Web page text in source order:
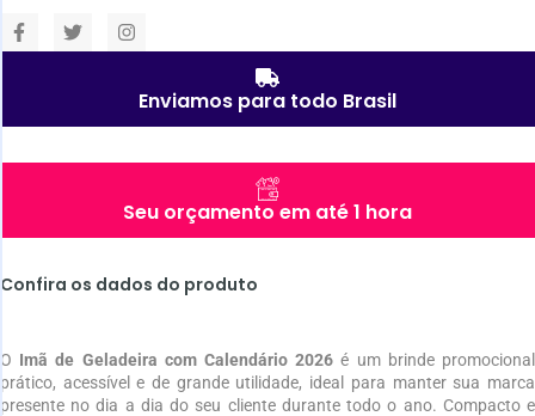
Enviamos para todo Brasil
Seu orçamento em até 1 hora
Confira os dados do produto
O Imã de Geladeira com Calendário 2026 é um brinde promocional
prático, acessível e de grande utilidade, ideal para manter sua marca
presente no dia a dia do seu cliente durante todo o ano. Compacto e